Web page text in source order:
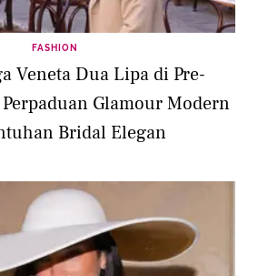
FASHION
Veneta Dua Lipa di Pre-
Glamour Modern
Bridal Elegan